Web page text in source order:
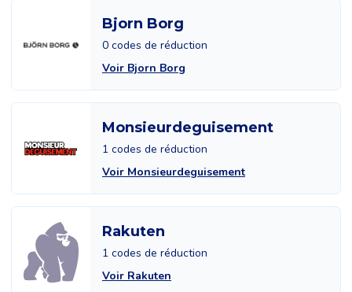
Bjorn Borg
0 codes de réduction
Voir Bjorn Borg
Monsieurdeguisement
1 codes de réduction
Voir Monsieurdeguisement
Rakuten
1 codes de réduction
Voir Rakuten